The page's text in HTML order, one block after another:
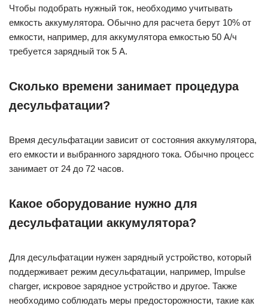
Чтобы подобрать нужный ток, необходимо учитывать
емкость аккумулятора. Обычно для расчета берут 10% от
емкости, например, для аккумулятора емкостью 50 А/ч
требуется зарядный ток 5 А.
Сколько времени занимает процедура
десульфатации?
Время десульфатации зависит от состояния аккумулятора,
его емкости и выбранного зарядного тока. Обычно процесс
занимает от 24 до 72 часов.
Какое оборудование нужно для
десульфатации аккумулятора?
Для десульфатации нужен зарядный устройство, который
поддерживает режим десульфатации, например, Impulse
charger, искровое зарядное устройство и другое. Также
необходимо соблюдать меры предосторожности, такие как